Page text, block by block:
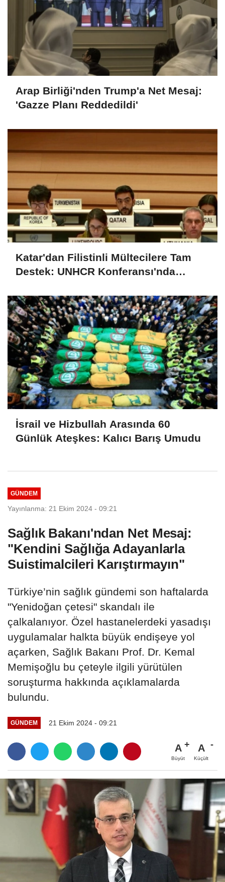
Arap Birliği'nden Trump'a Net Mesaj:
'Gazze Planı Reddedildi'
Katar'dan Filistinli Mültecilere Tam
Destek: UNHCR Konferansı'nda
İsrail ve Hizbullah Arasında 60
Günlük Ateşkes: Kalıcı Barış Umudu
GÜNDEM
Yayınlanma: 21 Ekim 2024 - 09:21
Sağlık Bakanı'ndan Net Mesaj:
"Kendini Sağlığa Adayanlarla
Suistimalcileri Karıştırmayın"
Türkiye’nin sağlık gündemi son haftalarda
"Yenidoğan çetesi" skandalı ile
çalkalanıyor. Özel hastanelerdeki yasadışı
uygulamalar halkta büyük endişeye yol
açarken, Sağlık Bakanı Prof. Dr. Kemal
Memişoğlu bu çeteyle ilgili yürütülen
soruşturma hakkında açıklamalarda
bulundu.
GÜNDEM 21 Ekim 2024 - 09:21
A
Büyüt
A
Küçült